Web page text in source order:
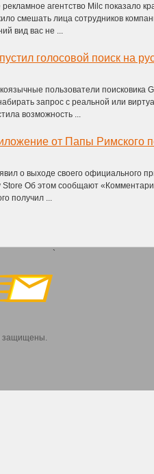
рекламное агентство Milc показало
смешать лица сотрудников
вид вас не ...
голосовой поиск на
пользователи поисковика
запрос с реальной или
возможность ...
от Папы Римского
о выходе своего официального
Store Об этом сообщают
получил ...
`
защищены.